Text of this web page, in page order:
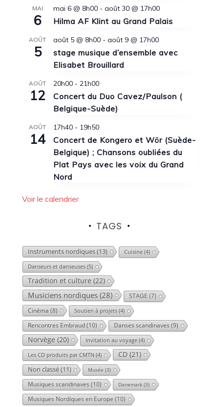
MAI
6
mai 6 @ 8h00- août 30 @ 17h00
Hilma AF Klint au Grand Palais
AOÛT
5
août 5 @ 8h00- août 9 @ 17h00
stage musique d’ensemble avec
Elisabet Brouillard
AOÛT
12
20h00- 21h00
Concert du Duo Cavez/Paulson (
Belgique-Suède)
AOÛT
14
17h40- 19h50
Concert de Kongero et Wör (Suède-
Belgique) ; Chansons oubliées du
Plat Pays avec les voix du Grand
Nord
Voir le calendrier
TAGS
Instruments nordiques(13) Cuisine(4)
Danseurs et danseuses(5)
Tradition et culture (22)
Musiciens nordiques(28) STAGE (7)
Cinéma (8) Soutien à projets(4)
Rencontres Embraud(10) Danses scandinaves (9)
Norvège (20) Invitation au voyage(4)
Les CD produits par CMTN(4) CD(21)
Non classé(11) Musée (3)
Musiques scandinaves (10) Danemark(3)
Musiques Nordiques en Europe (10)